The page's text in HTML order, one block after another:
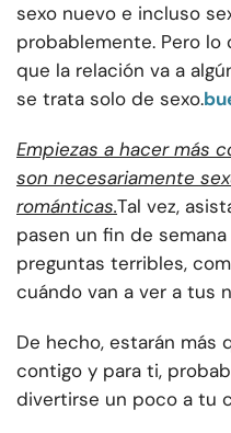
sexo nuevo e incluso
probablemente. Pero lo
que la relación va a
se trata solo de sexo.
Empiezas a hacer más
son necesariamente
románticas.Tal vez,
pasen un fin de
preguntas terribles,
cuándo van a ver a tus
De hecho, estarán más
contigo y para ti,
divertirse un poco a tu